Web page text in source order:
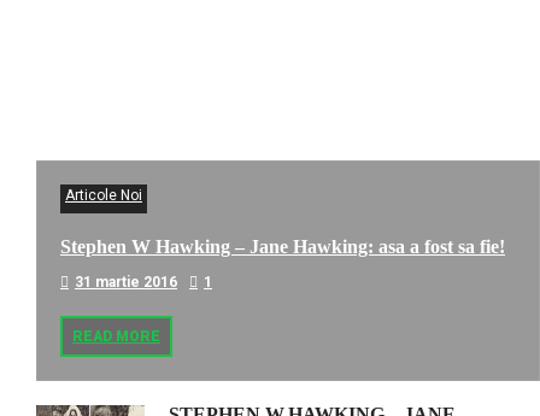
Articole Noi
Stephen W Hawking – Jane Hawking: asa a fost sa fie!
31 martie 2016 1
READ MORE